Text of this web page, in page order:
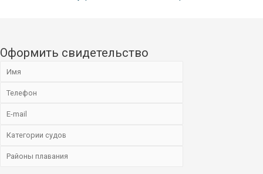
Оформить свидетельство